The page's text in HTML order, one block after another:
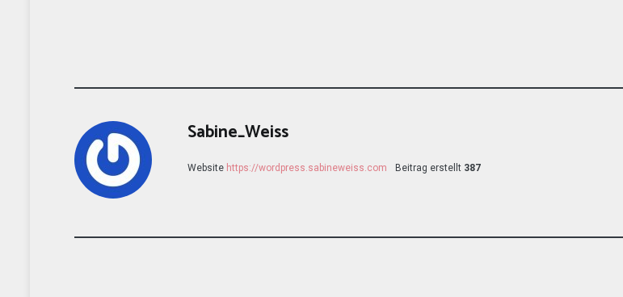
Sabine_Weiss
Website https://wordpress.sabineweiss.com Beitrag erstellt 387